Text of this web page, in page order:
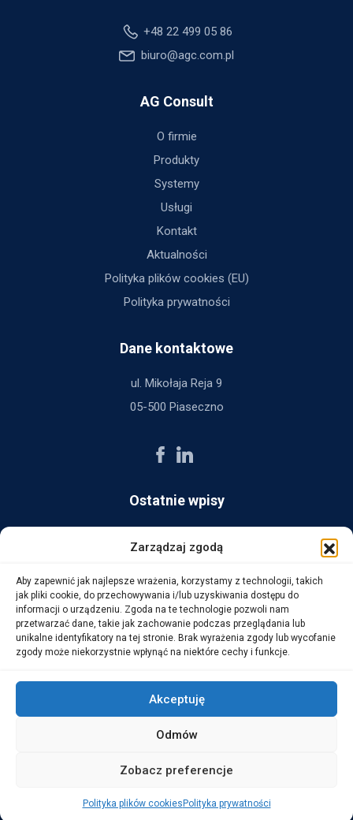
Zarządzaj zgodą
Aby zapewnić jak najlepsze wrażenia, korzystamy z technologii, takich
jak pliki cookie, do przechowywania i/lub uzyskiwania dostępu do
informacji o urządzeniu. Zgoda na te technologie pozwoli nam
przetwarzać dane, takie jak zachowanie podczas przeglądania lub
unikalne identyfikatory na tej stronie. Brak wyrażenia zgody lub wycofanie
zgody może niekorzystnie wpłynąć na niektóre cechy i funkcje.
Akceptuję
Odmów
Zobacz preferencje
Polityka plików cookies Polityka prywatności
+48 22 499 05 86
biuro@agc.com.pl
AG Consult
O firmie
Produkty
Systemy
Usługi
Kontakt
Aktualności
Polityka plików cookies (EU)
Polityka prywatności
Dane kontaktowe
ul. Mikołaja Reja 9
05-500 Piaseczno
Ostatnie wpisy
Micro
14 października, 2025
WarehouseLAB: LOGISTYKA 4.0 – Automatyzacja i
Optymalizacja Procesów Logistycznych
ALL RIGHTS RESERVED